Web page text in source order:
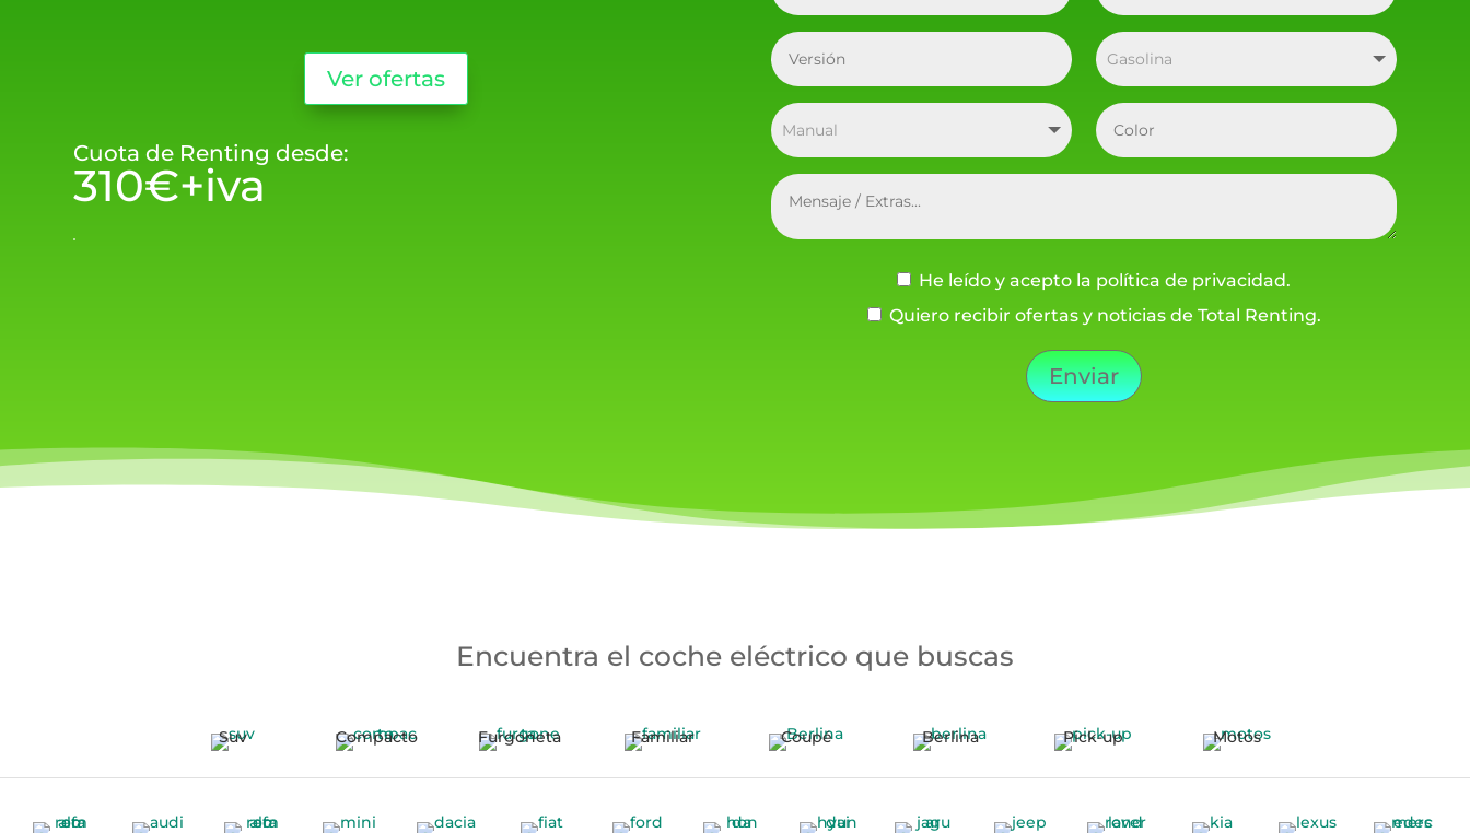
Ver ofertas
Cuota de Renting desde:
310€+iva
He leído y acepto la política de privacidad.
Quiero recibir ofertas y noticias de Total Renting.
Enviar
Encuentra el coche eléctrico que buscas
Suv Compacto Furgoneta Familiar Coupé Berlina Pick-up Motos